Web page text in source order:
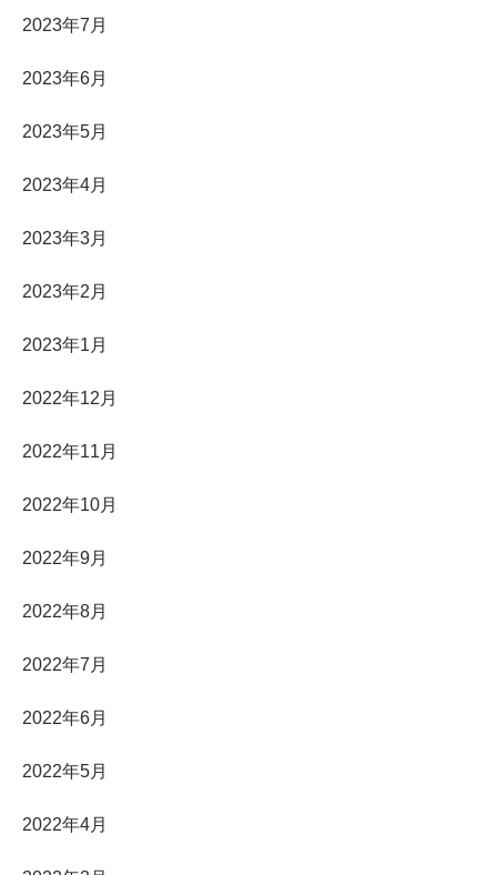
2023年7月
2023年6月
2023年5月
2023年4月
2023年3月
2023年2月
2023年1月
2022年12月
2022年11月
2022年10月
2022年9月
2022年8月
2022年7月
2022年6月
2022年5月
2022年4月